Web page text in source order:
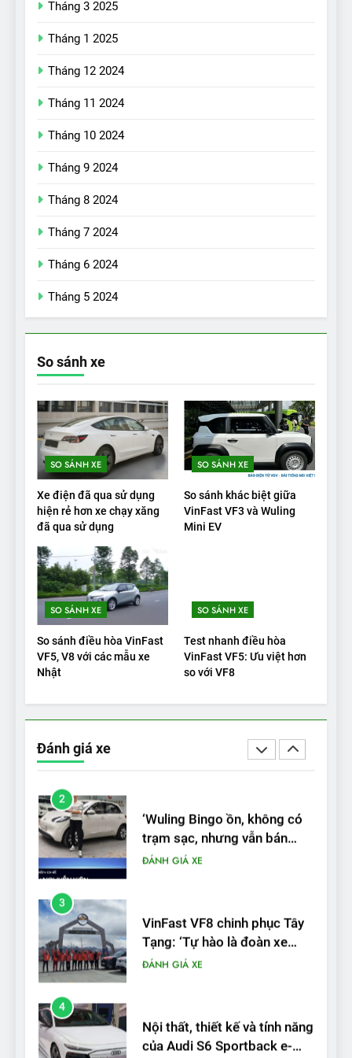
Tháng 3 2025
Tháng 1 2025
Tháng 12 2024
Tháng 11 2024
Tháng 10 2024
Tháng 9 2024
Tháng 8 2024
Tháng 7 2024
Tháng 6 2024
Tháng 5 2024
So sánh xe
SO SÁNH XE
Xe điện đã qua sử dụng
hiện rẻ hơn xe chạy xăng
đã qua sử dụng
SO SÁNH XE
So sánh khác biệt giữa
VinFast VF3 và Wuling
Mini EV
SO SÁNH XE
So sánh điều hòa VinFast
VF5, V8 với các mẫu xe
Nhật
SO SÁNH XE
Test nhanh điều hòa
VinFast VF5: Ưu việt hơn
so với VF8
Đánh giá xe
chỉ có trên VinFast VF8
VinFast VF9 có gì để cạnh
tranh với các xe xăng cùng
tầm giá?
ĐÁNH GIÁ XE
20
Đánh giá: Người đam mê xe
điện Hyundai Ioniq 5 N 2025
1
Xe tốt nhất để mua năm
2025: Green Car Reports
nêu tên 5 người vào chung
kết – Mỹ
ĐÁNH GIÁ XE
‘Wuling Bingo ồn, không có
trạm sạc, nhưng vẫn bán
3
VinFast VF8 chinh phục Tây
Tạng: ‘Tự hào là đoàn xe
điện Việt Nam đầu tiên lăn
ĐÁNH GIÁ XE
4
Nội thất, thiết kế và tính năng
của Audi S6 Sportback e-
tron
ĐÁNH GIÁ XE
5
VinFast VF8 đạt 4 sao trong
thử nghiệm an toàn NHTSA